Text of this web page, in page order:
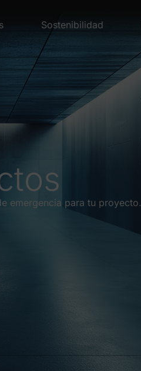
Sostenibilidad
emergencia para tu proyecto.